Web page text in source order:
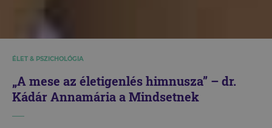
ÉLET & PSZICHOLÓGIA
„A mese az életigenlés himnusza” – dr.
Kádár Annamária a Mindsetnek